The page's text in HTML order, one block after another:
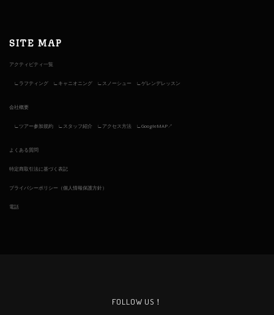
SITE MAP
アクティビティ一覧
ラフティング キャニオニング スノーシュー ゲレンデレッスン
会社概要
ツアー参加規約 スタッフ紹介 アクセス方法 GoogleMAP↗︎
よくある質問
特定商取引法に基づく表記
プライバシーポリシー（個人情報保護方針）
電話
FOLLOW US！